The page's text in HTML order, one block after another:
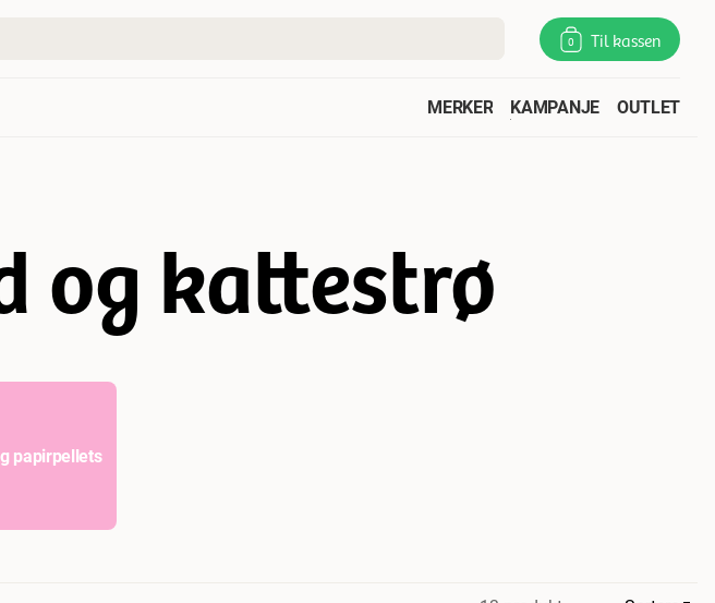
0 Til kassen
MERKER KAMPANJE OUTLET
og kattestrø
papirpellets